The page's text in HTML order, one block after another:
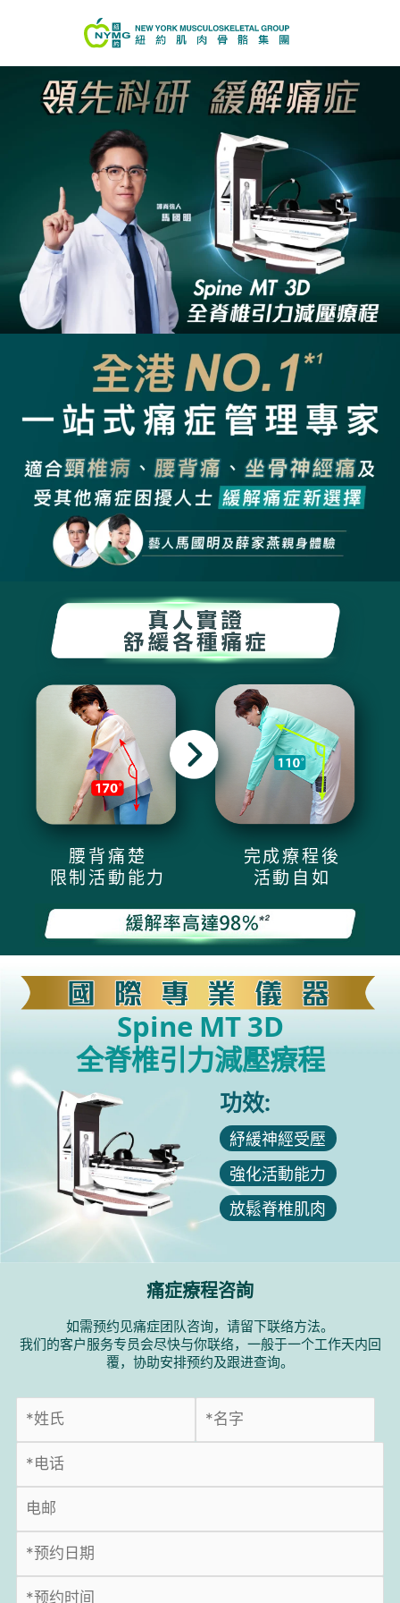
腰背痛楚
限制活動能力
完成療程後
活動自如
Spine MT 3D
全脊椎引力減壓療程
功效:
紓緩神經受壓
強化活動能力
放鬆脊椎肌肉
痛症療程咨詢
如需预约见痛症团队咨询，请留下联络方法。
我们的客户服务专员会尽快与你联络，一般于一个工作天内回
覆，协助安排预约及跟进查询。